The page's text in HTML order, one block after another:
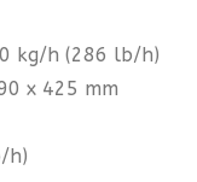
kg/h (286 lb/h)
x 425 mm
h)